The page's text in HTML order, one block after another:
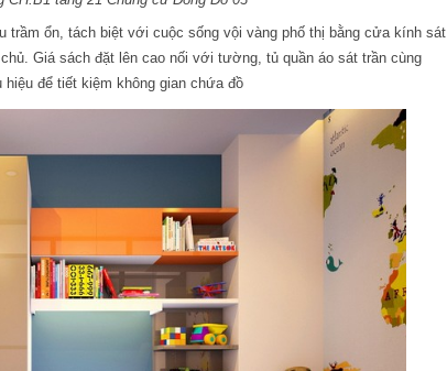
trầm ổn, tách biệt với cuộc sống vội vàng phố thị bằng cửa kính sát
Giá sách đặt lên cao nối với tường, tủ quần áo sát trần cùng
để tiết kiệm không gian chứa đồ